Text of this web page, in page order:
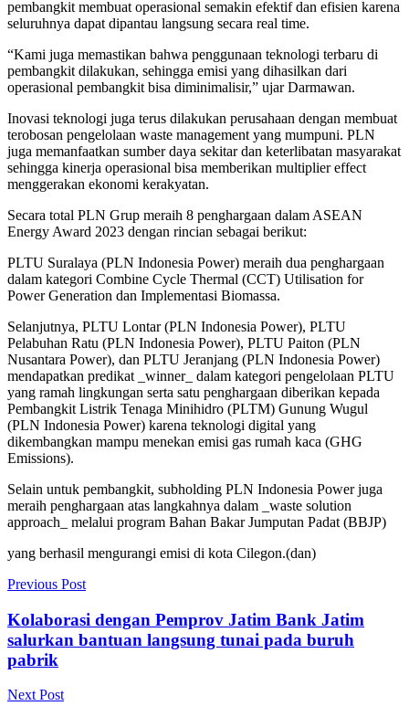
pembangkit membuat operasional semakin efektif dan efisien karena
seluruhnya dapat dipantau langsung secara real time.
“Kami juga memastikan bahwa penggunaan teknologi terbaru di
pembangkit dilakukan, sehingga emisi yang dihasilkan dari
operasional pembangkit bisa diminimalisir,” ujar Darmawan.
Inovasi teknologi juga terus dilakukan perusahaan dengan membuat
terobosan pengelolaan waste management yang mumpuni. PLN
juga memanfaatkan sumber daya sekitar dan keterlibatan masyarakat
sehingga kinerja operasional bisa memberikan multiplier effect
menggerakan ekonomi kerakyatan.
Secara total PLN Grup meraih 8 penghargaan dalam ASEAN
Energy Award 2023 dengan rincian sebagai berikut:
PLTU Suralaya (PLN Indonesia Power) meraih dua penghargaan
dalam kategori Combine Cycle Thermal (CCT) Utilisation for
Power Generation dan Implementasi Biomassa.
Selanjutnya, PLTU Lontar (PLN Indonesia Power), PLTU
Pelabuhan Ratu (PLN Indonesia Power), PLTU Paiton (PLN
Nusantara Power), dan PLTU Jeranjang (PLN Indonesia Power)
mendapatkan predikat _winner_ dalam kategori pengelolaan PLTU
yang ramah lingkungan serta satu penghargaan diberikan kepada
Pembangkit Listrik Tenaga Minihidro (PLTM) Gunung Wugul
(PLN Indonesia Power) karena teknologi digital yang
dikembangkan mampu menekan emisi gas rumah kaca (GHG
Emissions).
Selain untuk pembangkit, subholding PLN Indonesia Power juga
meraih penghargaan atas langkahnya dalam _waste solution
approach_ melalui program Bahan Bakar Jumputan Padat (BBJP)
yang berhasil mengurangi emisi di kota Cilegon.(dan)
Previous Post
Kolaborasi dengan Pemprov Jatim Bank Jatim
salurkan bantuan langsung tunai pada buruh
pabrik
Next Post